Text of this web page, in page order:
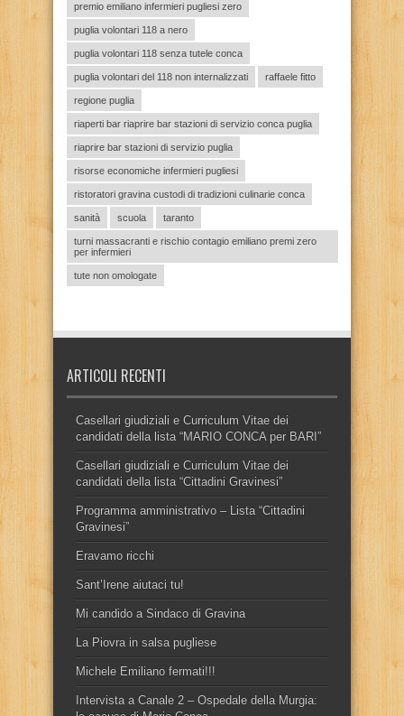
premio emiliano infermieri pugliesi zero
puglia volontari 118 a nero
puglia volontari 118 senza tutele conca
puglia volontari del 118 non internalizzati raffaele fitto
regione puglia
riaperti bar riaprire bar stazioni di servizio conca puglia
riaprire bar stazioni di servizio puglia
risorse economiche infermieri pugliesi
ristoratori gravina custodi di tradizioni culinarie conca
sanità scuola taranto
turni massacranti e rischio contagio emiliano premi zero
per infermieri
tute non omologate
ARTICOLI RECENTI
Casellari giudiziali e Curriculum Vitae dei
candidati della lista “MARIO CONCA per BARI”
Casellari giudiziali e Curriculum Vitae dei
candidati della lista “Cittadini Gravinesi”
Programma amministrativo – Lista “Cittadini
Gravinesi”
Eravamo ricchi
Sant’Irene aiutaci tu!
Mi candido a Sindaco di Gravina
La Piovra in salsa pugliese
Michele Emiliano fermati!!!
Intervista a Canale 2 – Ospedale della Murgia: